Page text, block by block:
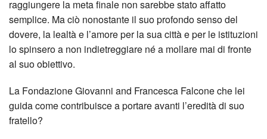
raggiungere la meta finale non sarebbe stato affatto
semplice. Ma ciò nonostante il suo profondo senso del
dovere, la lealtà e l’amore per la sua città e per le istituzioni
lo spinsero a non indietreggiare né a mollare mai di fronte
al suo obiettivo.
La Fondazione Giovanni and Francesca Falcone che lei
guida come contribuisce a portare avanti l’eredità di suo
fratello?